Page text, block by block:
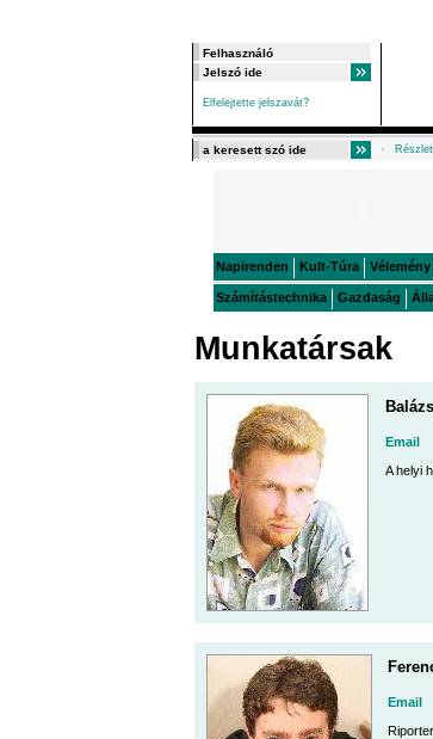
Elfelejtette jelszavát?
Napirenden Kult-Túra Vélemény
Számítástechnika Gazdaság
Munkatársak
Email
A helyi
Email
Riporter